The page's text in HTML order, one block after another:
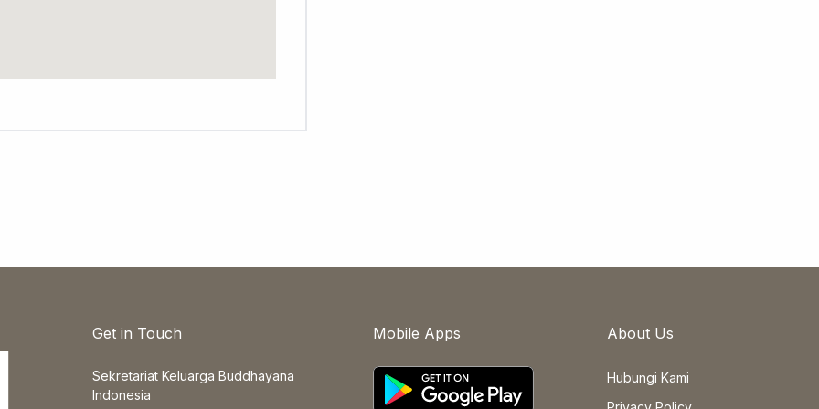
Get in Touch
Sekretariat Keluarga Buddhayana
Indonesia
Mobile Apps About Us
Hubungi Kami